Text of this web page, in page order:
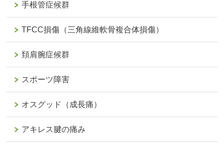
手根管症候群
TFCC損傷（三角線維軟骨複合体損傷）
頚肩腕症候群
スポーツ障害
オスグッド（成長痛）
アキレス腱の痛み